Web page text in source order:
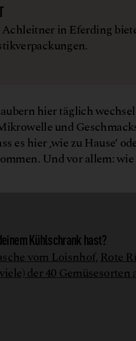
in Eferding
hier täglich
und
hier ‚wie zu Hause‘
Und vor allem:
Kühlschrank hast?
vom Loisnhof,Rote
der 40 Gemüsesorten